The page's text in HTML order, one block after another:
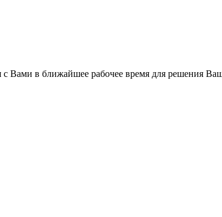
Вами в ближайшее рабочее время для решения